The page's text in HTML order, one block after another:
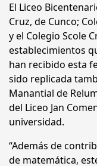
El Liceo
Cruz, de Cunco;
y el Colegio Scole
establecimientos
han recibido esta
sido replicada
Manantial de
del Liceo Jan
universidad.
“Además de
de matemática,